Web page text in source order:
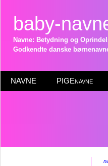
baby-
Navne: Betydning og
Godkendte danske
NAVNE PIGEnavne